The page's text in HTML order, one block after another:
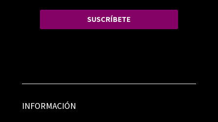
SUSCRÍBETE
INFORMACIÓN